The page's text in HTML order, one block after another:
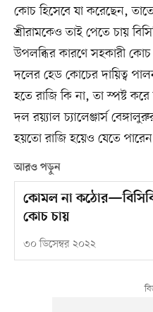
কোচ হিসেবে যা করেছেন, তাতে
শ্রীরামকেও তাই পেতে চায়
উপলব্ধির কারণে সহকারী কোচ
দলের হেড কোচের দায়িত্ব
হতে রাজি কি না, তা স্পষ্ট
দল রয়্যাল চ্যালেঞ্জার্স
হয়তো রাজি হয়েও যেতে
আরও পড়ুন
কোমল না
কোচ চায়
৩০ ডিসেম্বর ২০২২